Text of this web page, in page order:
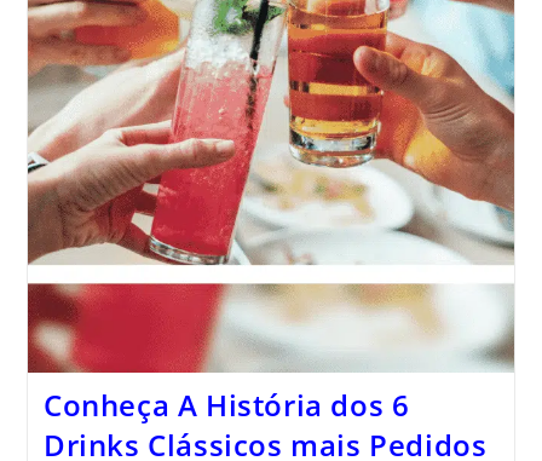
Conheça A História dos 6
Drinks Clássicos mais Pedidos